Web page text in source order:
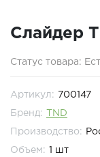
Слайдер
Статус товара:
Артикул: 700147
Бренд: TND
Производство:
Объем: 1 шт